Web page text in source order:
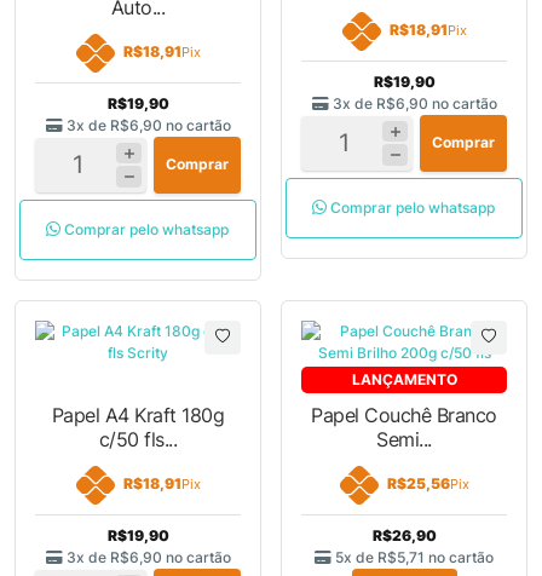
Auto...
R$18,91Pix
R$19,90
3x de R$6,90 no cartão
Comprar
Comprar pelo whatsapp
R$18,91Pix
R$19,90
3x de R$6,90 no cartão
Comprar
Comprar pelo whatsapp
Papel A4 Kraft 180g
c/50 fls...
R$18,91Pix
R$19,90
3x de R$6,90 no cartão
LANÇAMENTO
Papel Couchê Branco
Semi...
R$25,56Pix
R$26,90
5x de R$5,71 no cartão